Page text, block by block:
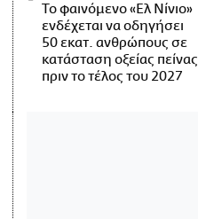
Το φαινόμενο «Ελ Νίνιο»
ενδέχεται να οδηγήσει
50 εκατ. ανθρώπους σε
κατάσταση οξείας πείνας
πριν το τέλος του 2027